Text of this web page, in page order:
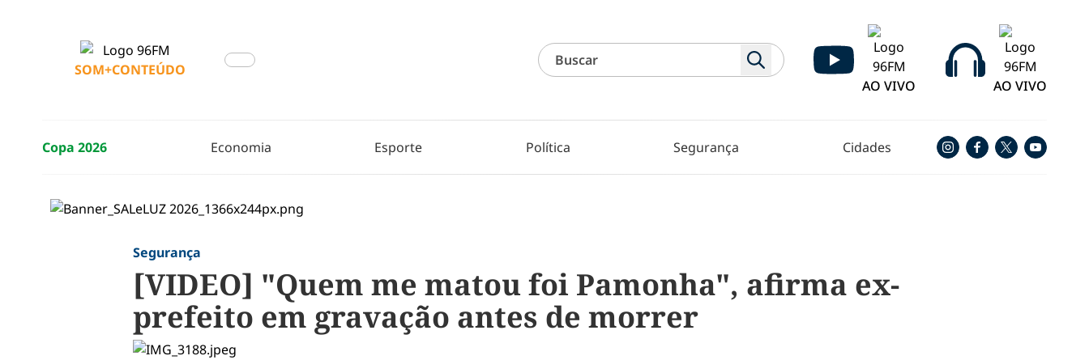
SOM+CONTEÚDO
AO VIVO
AO VIVO
Copa 2026 Economia Esporte Política Segurança Cidades
Segurança
[VIDEO] "Quem me matou foi Pamonha", afirma ex-
prefeito em gravação antes de morrer